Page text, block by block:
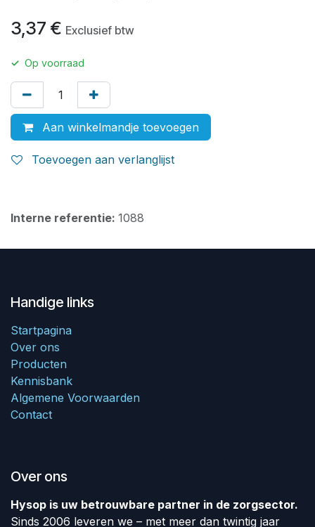
3,37 € Exclusief btw
✓ Op voorraad
Aan winkelmandje toevoegen
Toevoegen aan verlanglijst
Interne referentie: 1088
Handige links
Startpagina
Over ons
Producten
Kennisbank
Algemene Voorwaarden
Contact
Over ons
Hysop is uw betrouwbare partner in de zorgsector.
Sinds 2006 leveren we – met meer dan twintig jaar